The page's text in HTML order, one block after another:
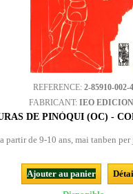
REFERENCE: 2-85910-002-4
FABRICANT: IEO
DE PINÒQUI (OC) -
partir de 9-10 ans, mai tanben
Ajouter au panier